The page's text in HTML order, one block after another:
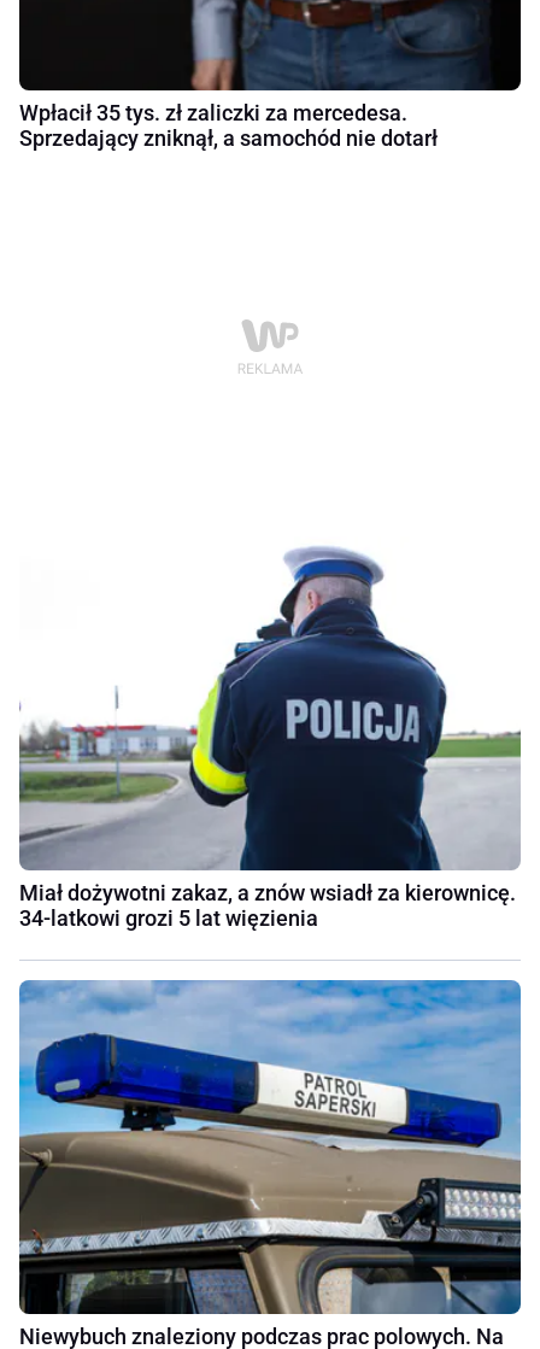
Wpłacił 35 tys. zł zaliczki za mercedesa.
Sprzedający zniknął, a samochód nie dotarł
Miał dożywotni zakaz, a znów wsiadł za kierownicę.
34-latkowi grozi 5 lat więzienia
Niewybuch znaleziony podczas prac polowych. Na